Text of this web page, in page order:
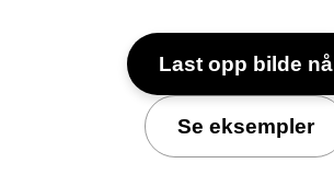
Last opp bilde nå
Se eksempler